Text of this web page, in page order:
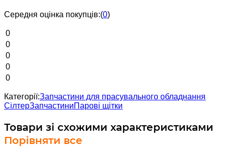
Середня оцінка покупців:(0)
0
0
0
0
0
Категорії:Запчастини для прасувального обладнання
СілтерЗапчастиниПарові щітки
Товари зі схожими характеристиками
Порівняти все